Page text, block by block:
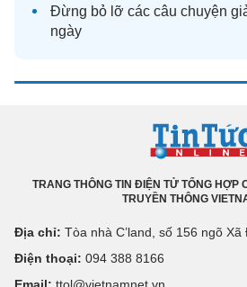
Đừng bỏ lỡ các câu chuyện
ngày
TRANG THÔNG TIN ĐIỆN TỬ TỔNG HỢP
TRUYỀN THÔNG
Địa chỉ: Tòa nhà C’land, số 156 ngõ
Điện thoại: 094 388 8166